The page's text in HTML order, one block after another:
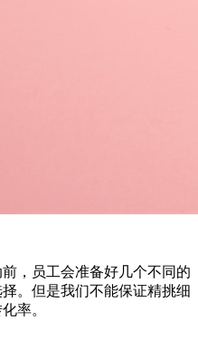
，员工会准备好几个不同的
。但是我们不能保证精挑细
率。